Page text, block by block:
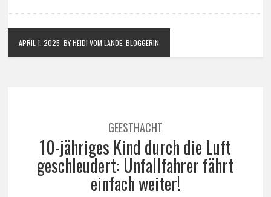
APRIL 1, 2025 BY HEIDI VOM LANDE, BLOGGERIN
GEESTHACHT
10-jähriges Kind durch die Luft
geschleudert: Unfallfahrer fährt
einfach weiter!